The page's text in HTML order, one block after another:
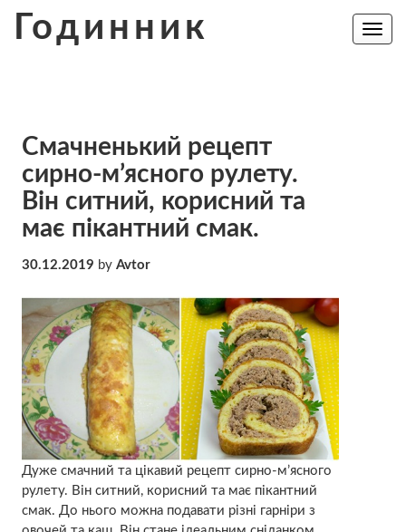
Годинник
Toggle
Смачненький рецепт
сирно-м’ясного рулету.
Він ситний, корисний та
має пікантний смак.
30.12.2019 by Avtor
Дуже смачний та цікавий рецепт сирно-м’ясного
рулету. Він ситний, корисний та має пікантний
смак. До нього можна подавати різні гарніри з